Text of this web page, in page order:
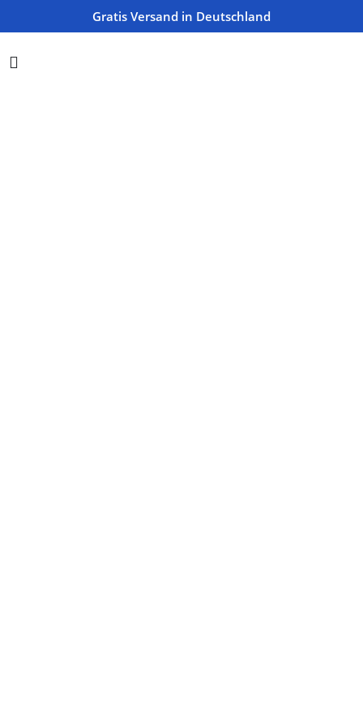
Gratis Versand in Deutschland